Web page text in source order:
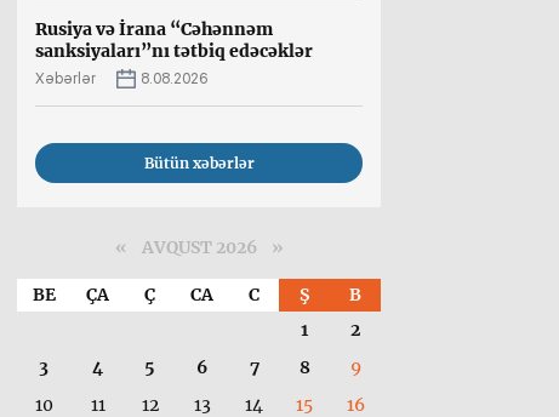
Rusiya və İrana “Cəhənnəm
sanksiyaları”nı tətbiq edəcəklər
Xəbərlər 8.08.2026
Bütün xəbərlər
« AVQUST 2026 »
BE ÇA Ç CA C Ş
B
1
2
3
4 5 6 7 8
9
10
11 12 13 14 15
16